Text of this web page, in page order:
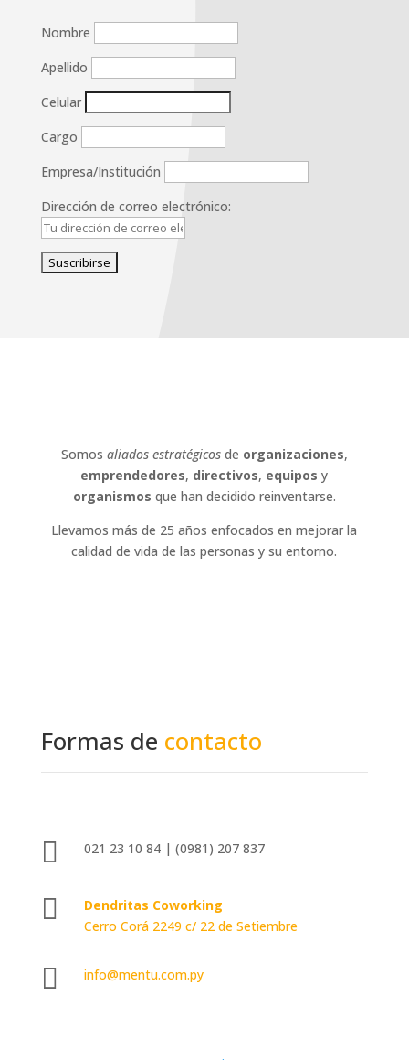
Nombre
Apellido
Celular
Cargo
Empresa/Institución
Dirección de correo electrónico:
Somos aliados estratégicosde organizaciones,
emprendedores, directivos, equipos y
organismos que han decidido reinventarse.
Llevamos más de 25 años enfocados en mejorar la
calidad de vida de las personas y su entorno.
Formas de contacto
 021 23 10 84 | (0981) 207 837

Dendritas Coworking
Cerro Corá 2249 c/ 22 de Setiembre
 info@mentu.com.py